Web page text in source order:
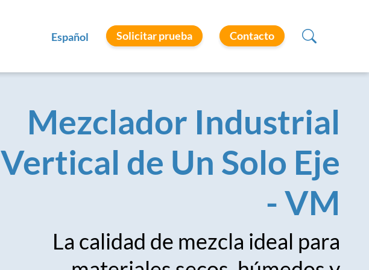
Español Solicitar prueba Contacto
Mezclador Industrial
Vertical de Un Solo Eje
- VM
La calidad de mezcla ideal para